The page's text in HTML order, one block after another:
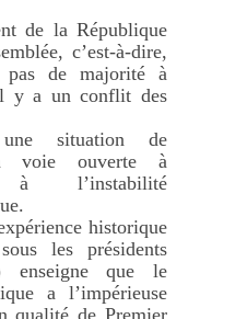
de la République
c’est-à-dire,
de majorité à
y a un conflit des
situation de
voie ouverte à
à l’instabilité
historique
les présidents
enseigne que le
a l’impérieuse